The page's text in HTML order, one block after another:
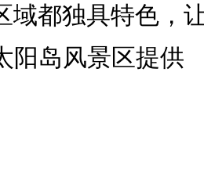
域都独具特色，
阳岛风景区提供